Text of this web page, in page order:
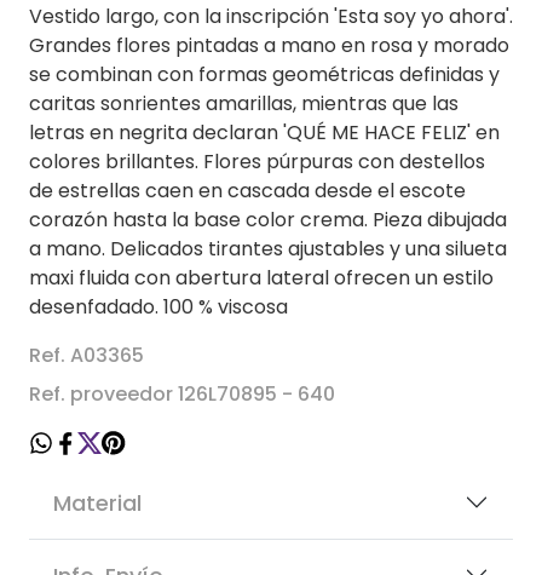
Vestido largo, con la inscripción 'Esta soy yo ahora'.
Grandes flores pintadas a mano en rosa y morado
se combinan con formas geométricas definidas y
caritas sonrientes amarillas, mientras que las
letras en negrita declaran 'QUÉ ME HACE FELIZ' en
colores brillantes. Flores púrpuras con destellos
de estrellas caen en cascada desde el escote
corazón hasta la base color crema. Pieza dibujada
a mano. Delicados tirantes ajustables y una silueta
maxi fluida con abertura lateral ofrecen un estilo
desenfadado. 100 % viscosa
Ref. A03365
Ref. proveedor 126L70895 - 640
Material